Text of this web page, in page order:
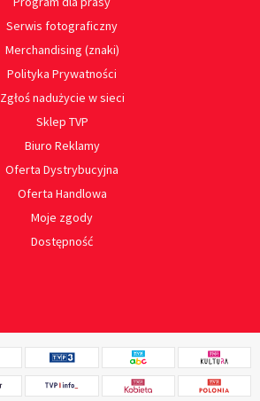
Serwis fotograficzny
Merchandising (znaki)
Polityka Prywatności
Zgłoś nadużycie w sieci
Sklep TVP
Biuro Reklamy
Oferta Dystrybucyjna
Oferta Handlowa
Moje zgody
Dostępność